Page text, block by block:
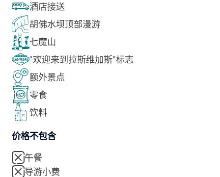
酒店接送
胡佛水坝顶部漫游
七魔山
“欢迎来到拉斯维加斯”标志
额外景点
零食
饮料
价格不包含
午餐
导游小费